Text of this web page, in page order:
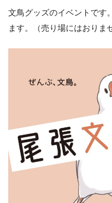
文鳥グッズのイベントです
ます。（売り場にはおりま